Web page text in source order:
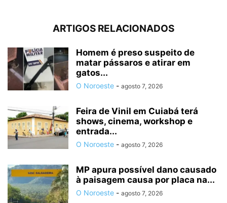
ARTIGOS RELACIONADOS
Homem é preso suspeito de
matar pássaros e atirar em
gatos...
O Noroeste - agosto 7, 2026
Feira de Vinil em Cuiabá terá
shows, cinema, workshop e
entrada...
O Noroeste - agosto 7, 2026
MP apura possível dano causado
à paisagem causa por placa na...
O Noroeste - agosto 7, 2026